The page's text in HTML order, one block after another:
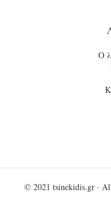
Ο
© 2021 tsinekidis.gr·